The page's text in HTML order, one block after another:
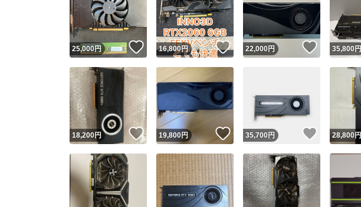
25,000円 いいね！
16,800円 いいね！
22,000円 いいね！
35,800円
18,200円 いいね！
19,800円 いいね！
35,700 円 いいね！
28,800円